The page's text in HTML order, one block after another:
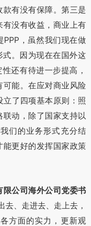
有没有保障。第三是
没有收益，商业上有
，虽然我们现在做
式。因为现在在国外这
还有待进一步提高，
能。在应对商业风险
立了四项基本原则：照
动，除了国家支持以
们的业务形式充分结
更好的发挥国家政策
公司海外公司党委书
去、走进去、走上去，
方面的实力，更新观